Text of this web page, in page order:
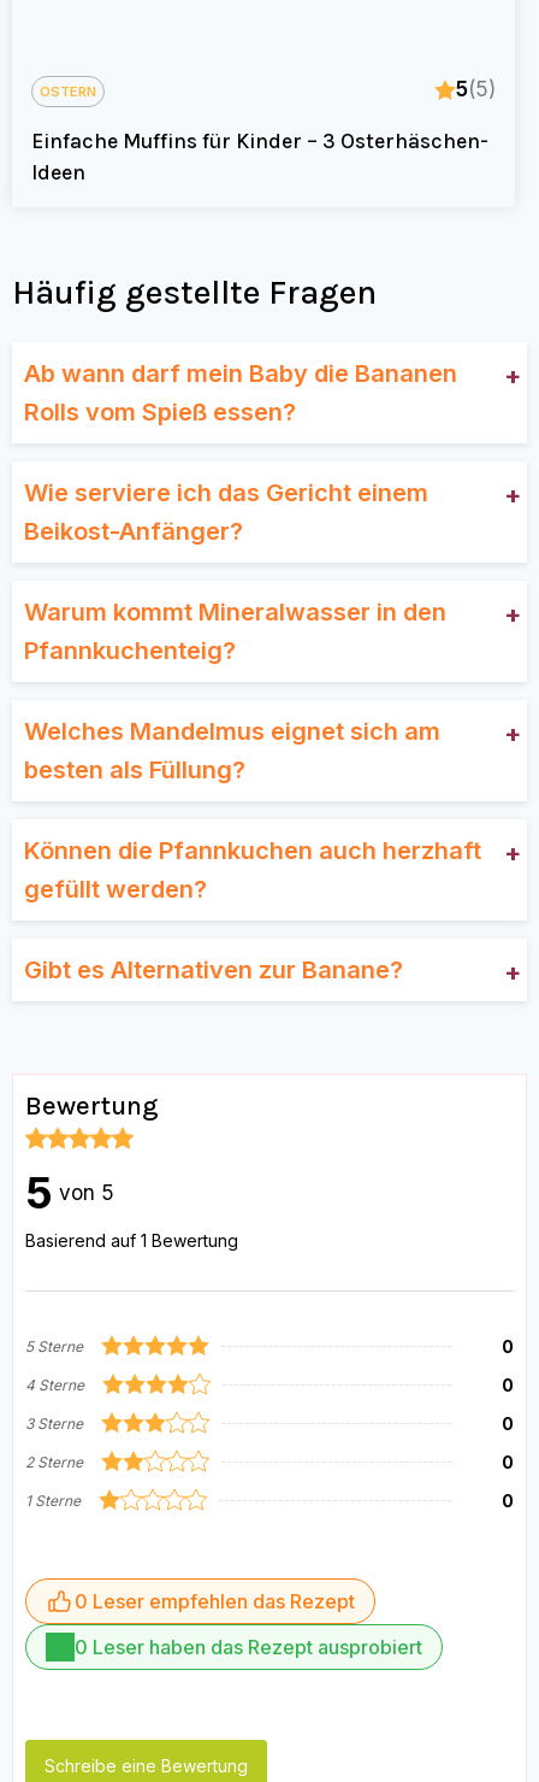
OSTERN 5(5)
Einfache Muffins für Kinder – 3 Osterhäschen-
Ideen
Häufig gestellte Fragen
Ab wann darf mein Baby die Bananen
Rolls vom Spieß essen?
Wie serviere ich das Gericht einem
Beikost-Anfänger?
Warum kommt Mineralwasser in den
Pfannkuchenteig?
Welches Mandelmus eignet sich am
besten als Füllung?
Können die Pfannkuchen auch herzhaft
gefüllt werden?
Gibt es Alternativen zur Banane?
Bewertung
5 von 5
Basierend auf 1 Bewertung
5 Sterne 0
4 Sterne 0
3 Sterne 0
2 Sterne 0
1 Sterne 0
0 Leser empfehlen das Rezept
0 Leser haben das Rezept ausprobiert
Schreibe eine Bewertung